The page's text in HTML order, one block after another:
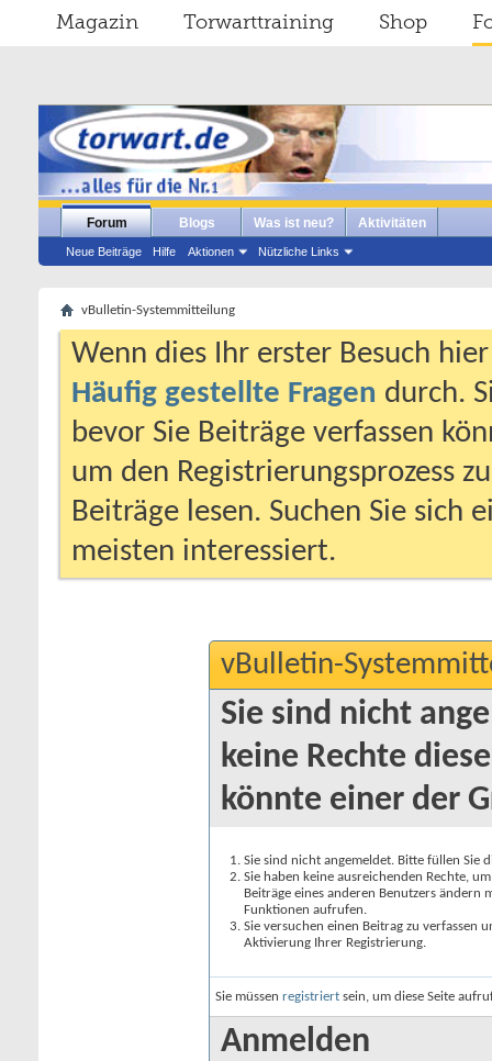
Magazin Torwarttraining Shop
Forum
Neue Beiträge Hilfe Aktionen Nützliche Links
Blogs Was ist neu? Aktivitäten
vBulletin-Systemmitteilung
Wenn dies Ihr erster Besuch
Häufig gestellte Fragen durch.
bevor Sie Beiträge verfassen
um den Registrierungsprozess
Beiträge lesen. Suchen Sie sich
meisten interessiert.
vBulletin-
Sie sind nicht
keine Rechte
könnte einer der
Sie sind nicht angemeldet. Bitte füllen Sie
Sie haben keine ausreichenden Rechte,
Beiträge eines anderen Benutzers
Funktionen aufrufen.
Sie versuchen einen Beitrag zu verfassen
Aktivierung Ihrer Registrierung.
Sie müssen registriert sein, um diese Seite
Anmelden